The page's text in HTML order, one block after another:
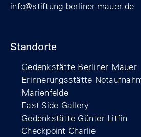
info@stiftung-berliner-mauer.de
Standorte
Gedenkstätte Berliner Mauer
Erinnerungsstätte
Marienfelde
East Side Gallery
Gedenkstätte Günter Litfin
Checkpoint Charlie